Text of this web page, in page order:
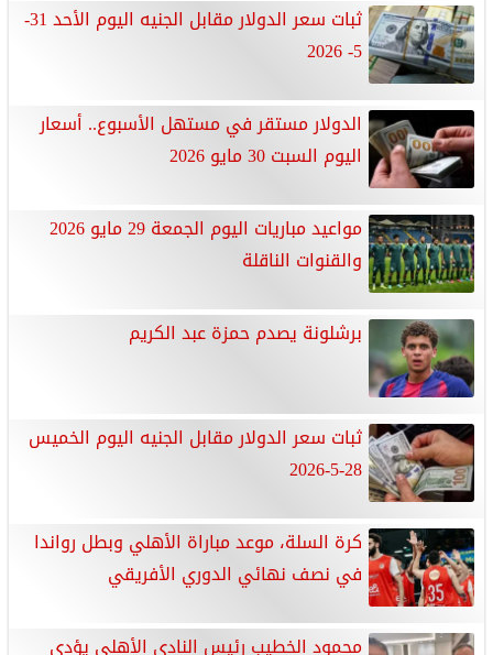
ثبات سعر الدولار مقابل الجنيه اليوم الأحد 31-
5- 2026
الدولار مستقر في مستهل الأسبوع.. أسعار
اليوم السبت 30 مايو 2026
مواعيد مباريات اليوم الجمعة 29 مايو 2026
والقنوات الناقلة
برشلونة يصدم حمزة عبد الكريم
ثبات سعر الدولار مقابل الجنيه اليوم الخميس
28-5-2026
كرة السلة، موعد مباراة الأهلي وبطل رواندا
في نصف نهائي الدوري الأفريقي
محمود الخطيب رئيس النادى الأهلى يؤدى